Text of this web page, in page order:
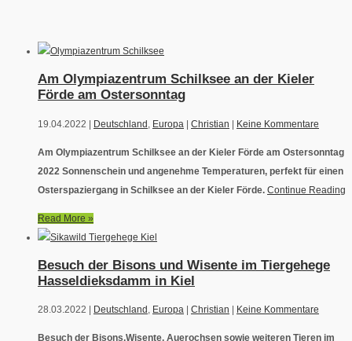
Am Olympiazentrum Schilksee an der Kieler
Förde am Ostersonntag
19.04.2022 | Deutschland Europa | Christian | Keine Kommentare
Am Olympiazentrum Schilksee an der Kieler Förde am Ostersonntag
2022 Sonnenschein und angenehme Temperaturen, perfekt für einen
Osterspaziergang in Schilksee an der Kieler Förde. Continue Reading
Read More »
Besuch der Bisons und Wisente im Tiergehege
Hasseldieksdamm in Kiel
28.03.2022 | Deutschland Europa | Christian | Keine Kommentare
Besuch der Bisons,Wisente, Auerochsen sowie weiteren Tieren im